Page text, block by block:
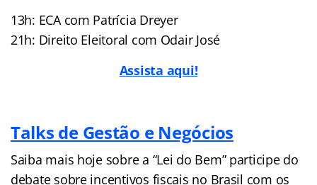
13h: ECA com Patrícia Dreyer
21h: Direito Eleitoral com Odair José
Assista aqui!
Talks de Gestão e Negócios
Saiba mais hoje sobre a “Lei do Bem” participe do
debate sobre incentivos fiscais no Brasil com os